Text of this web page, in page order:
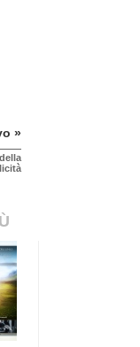
»